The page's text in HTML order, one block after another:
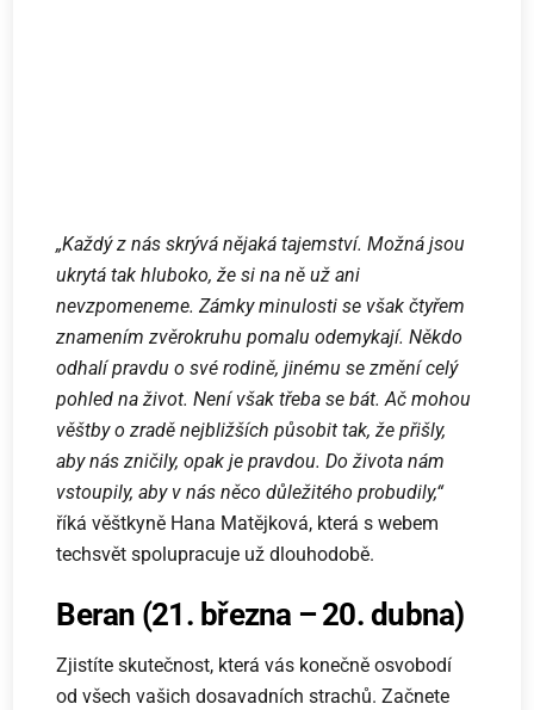
„Každý z nás skrývá nějaká tajemství. Možná jsou
ukrytá tak hluboko, že si na ně už ani
nevzpomeneme. Zámky minulosti se však čtyřem
znamením zvěrokruhu pomalu odemykají. Někdo
odhalí pravdu o své rodině, jinému se změní celý
pohled na život. Není však třeba se bát. Ač mohou
věštby o zradě nejbližších působit tak, že přišly,
aby nás zničily, opak je pravdou. Do života nám
vstoupily, aby v nás něco důležitého probudily,“
říká věštkyně Hana Matějková, která s webem
techsvět spolupracuje už dlouhodobě.
Beran (21. března – 20. dubna)
Zjistíte skutečnost, která vás konečně osvobodí
od všech vašich dosavadních strachů. Začnete